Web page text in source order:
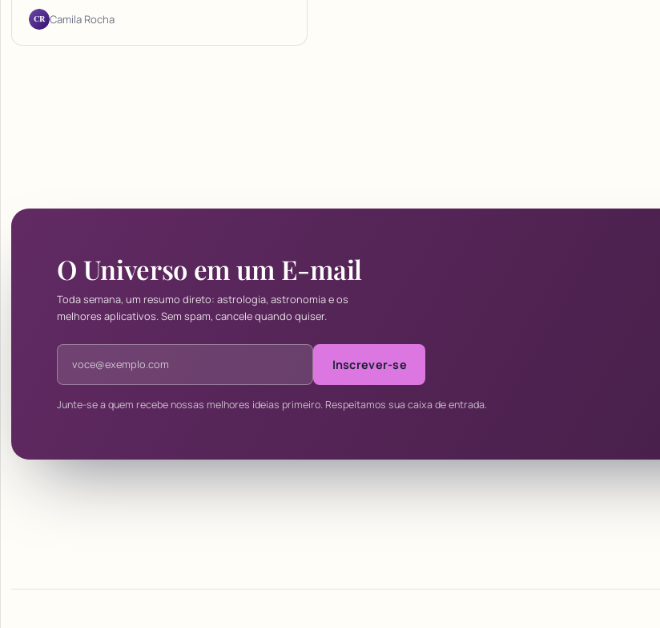
CR Camila Rocha
O Universo em um E-mail
Toda semana, um resumo direto: astrologia, astronomia e os
melhores aplicativos. Sem spam, cancele quando quiser.
Endereço de e-mail
Inscrever-se
Junte-se a quem recebe nossas melhores ideias primeiro. Respeitamos sua caixa de entrada.